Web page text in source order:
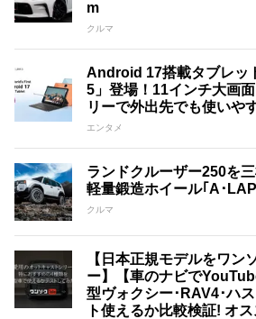
m
クルマ
Android 17搭載タブレッ
5」登場！11インチ大画
リーで外出先でも使いや
エンタメ
ランドクルーザー250を
軽量鍛造ホイール｢A･
クルマ
【日本正規モデルをワン
ー】【車のナビで
型ヴォクシー･RAV4･ハ
ト使えるか比較検証! オ